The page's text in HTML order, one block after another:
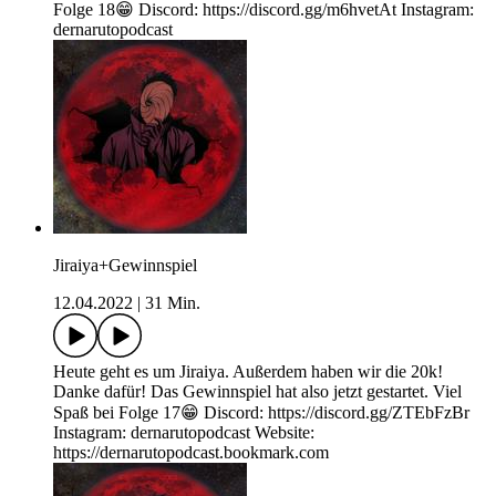
Folge 18😁 Discord: https://discord.gg/m6hvetAt Instagram:
dernarutopodcast
Jiraiya+Gewinnspiel
12.04.2022
31 Min.
Heute geht es um Jiraiya. Außerdem haben wir die 20k!
Danke dafür! Das Gewinnspiel hat also jetzt gestartet. Viel
Spaß bei Folge 17😁 Discord: https://discord.gg/ZTEbFzBr
Instagram: dernarutopodcast Website:
https://dernarutopodcast.bookmark.com